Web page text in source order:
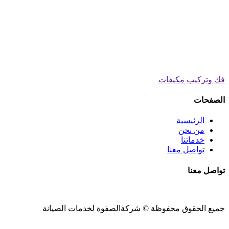
فك وتركيب مكيفات
الصفحات
الرئيسية
من نحن
خدماتنا
تواصل معنا
تواصل معنا
جميع الحقوق محفوظة © شركةالصفوة لخدمات الصيانة